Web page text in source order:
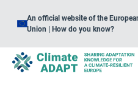
An official website of the
Union | How do you know?